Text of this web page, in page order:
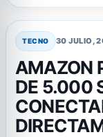
TECNO 30 JULIO,
AMAZON
DE 5.000